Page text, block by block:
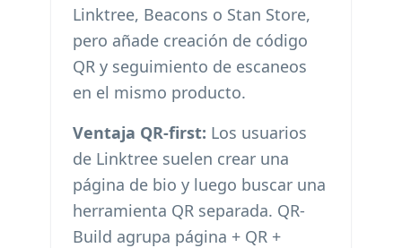
Linktree, Beacons o Stan Store,
pero añade creación de código
QR y seguimiento de escaneos
en el mismo producto.
Ventaja QR-first: Los usuarios
de Linktree suelen crear una
página de bio y luego buscar una
herramienta QR separada. QR-
Build agrupa página + QR +